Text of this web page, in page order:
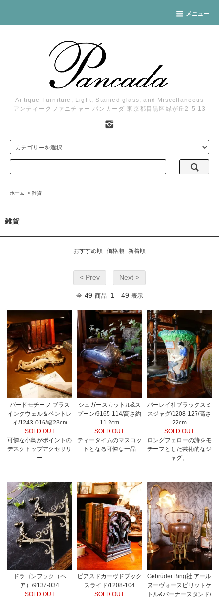
メニュー
Antique Furniture, Light, Stained glass, and Miscellaneous
アンティークファニチャー パンカーダ 東京都目黒区緑が丘2-5-13
ホーム > 雑貨
雑貨
おすすめ順 価格順 新着順
< Prev Next >
全 49 商品 1 - 49 表示
バードモチーフ ブラス
インクウェル＆ペントレ
イ/1243-016/幅23cm
SOLD OUT
可憐な小鳥がポイントの
デスクトップアクセサリ
ー
シュガースカットル&ス
プーン/9165-114/高さ約
11.2cm
SOLD OUT
ティータイムのマスコッ
トとなる可憐な一品
バーレイ社ブラックスミ
スジャグ/1208-127/高さ
22cm
SOLD OUT
ロングフェローの詩をモ
チーフとした芸術的なジ
ャグ。
ドラゴンフック（ペ
ア）/9137-034
SOLD OUT
ピアスドカーヴドブック
スライド/1208-104
SOLD OUT
Gebrüder Bing社 アール
ヌーヴォースピリットケ
トル&バーナースタンド/